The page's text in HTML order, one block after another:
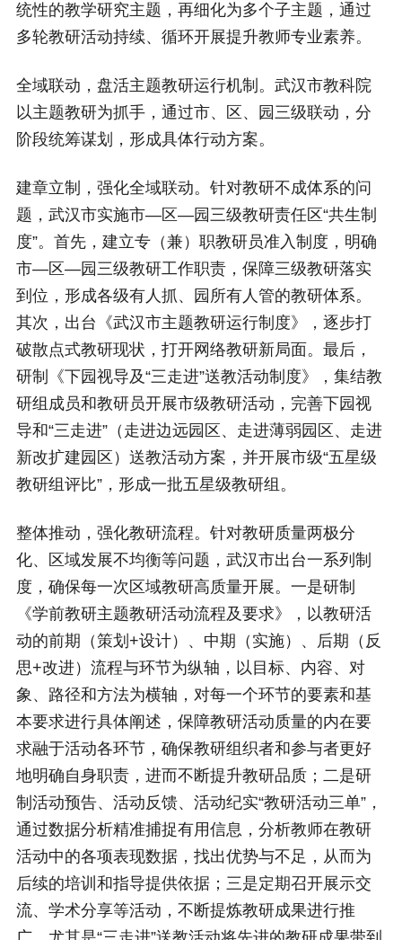
统性的教学研究主题，再细化为多个子主题，通过
多轮教研活动持续、循环开展提升教师专业素养。
全域联动，盘活主题教研运行机制。武汉市教科院
以主题教研为抓手，通过市、区、园三级联动，分
阶段统筹谋划，形成具体行动方案。
建章立制，强化全域联动。针对教研不成体系的问
题，武汉市实施市—区—园三级教研责任区“共生制
度”。首先，建立专（兼）职教研员准入制度，明确
市—区—园三级教研工作职责，保障三级教研落实
到位，形成各级有人抓、园所有人管的教研体系。
其次，出台《武汉市主题教研运行制度》，逐步打
破散点式教研现状，打开网络教研新局面。最后，
研制《下园视导及“三走进”送教活动制度》，集结教
研组成员和教研员开展市级教研活动，完善下园视
导和“三走进”（走进边远园区、走进薄弱园区、走进
新改扩建园区）送教活动方案，并开展市级“五星级
教研组评比”，形成一批五星级教研组。
整体推动，强化教研流程。针对教研质量两极分
化、区域发展不均衡等问题，武汉市出台一系列制
度，确保每一次区域教研高质量开展。一是研制
《学前教研主题教研活动流程及要求》，以教研活
动的前期（策划+设计）、中期（实施）、后期（反
思+改进）流程与环节为纵轴，以目标、内容、对
象、路径和方法为横轴，对每一个环节的要素和基
本要求进行具体阐述，保障教研活动质量的内在要
求融于活动各环节，确保教研组织者和参与者更好
地明确自身职责，进而不断提升教研品质；二是研
制活动预告、活动反馈、活动纪实“教研活动三单”，
通过数据分析精准捕捉有用信息，分析教师在教研
活动中的各项表现数据，找出优势与不足，从而为
后续的培训和指导提供依据；三是定期召开展示交
流、学术分享等活动，不断提炼教研成果进行推